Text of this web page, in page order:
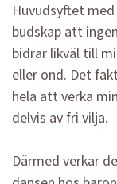
Huvudsyftet
budskap att
bidrar likväl till
eller ond. Det
hela att verka
delvis av fri vilja.
Därmed verkar